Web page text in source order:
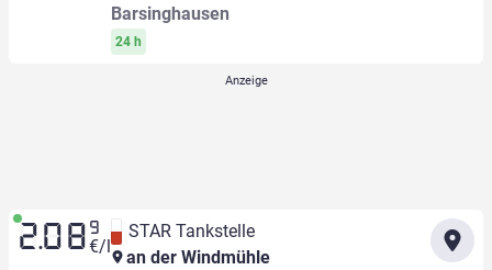
Barsinghausen
24 h
2.08 9
€/l
STAR Tankstelle
an der Windmühle